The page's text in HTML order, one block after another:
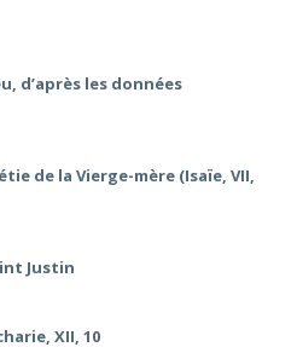
d’après les données
de la Vierge-mère (Isaïe, VII,
Justin
XII, 10